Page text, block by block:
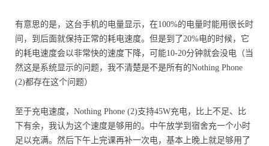
有意思的是，这台手机的电量显示，在100%的电量时能用很长时
间，到后面就保持正常的耗电速度。但是到了20%电的时候，它
的耗电速度会以非常快的速度下降，可能10-20分钟就会没电（当
然这是系统显示的问题，我不清楚是不是所有的Nothing Phone
(2)都存在这个问题）
至于充电速度，Nothing Phone (2)支持45W充电，比上不足、比
下有余，我认为这个速度是够用的。中午放学到宿舍充一个小时
足以充满。然后下午上完课再补一次电，基本上晚上就足够用了